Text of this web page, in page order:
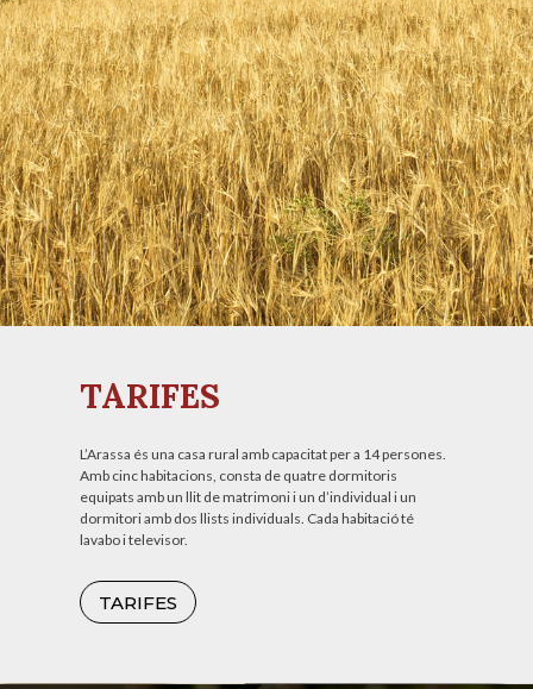
TARIFES
L’Arassa és una casa rural amb capacitat per a 14 persones.
Amb cinc habitacions, consta de quatre dormitoris
equipats amb un llit de matrimoni i un d’individual i un
dormitori amb dos llists individuals. Cada habitació té
lavabo i televisor.
TARIFES